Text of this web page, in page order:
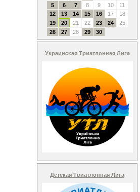
5
6 7 8 9 10
11
12
13 14 15 16 17
18
19
20 21 22 23 24
25
26
27 28 29 30
Украинская Триатлонная Лига
Детская Триатлонная Лига